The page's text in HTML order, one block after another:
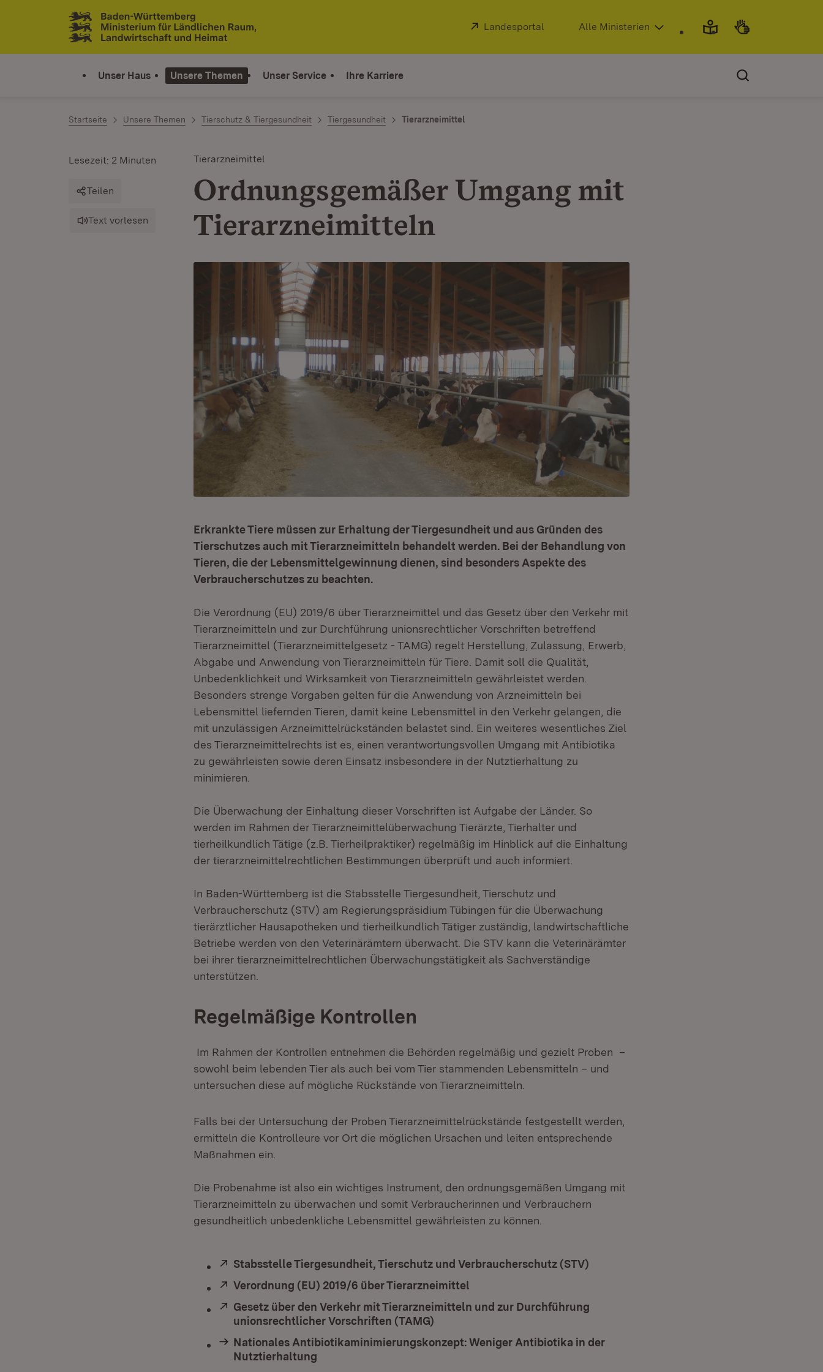
Zum Inhalt springen
Link zur Startseite
Extern:
Landesportal (Öffnet in neuem Fenster)
Alle Ministerien
Unser Haus Unsere Themen Unser Service Ihre Karriere
Startseite Unsere Themen Tierschutz & Tiergesundheit Tiergesundheit Tierarzneimittel
Tierarzneimittel
Ordnungsgemäßer Umgang mit
Tierarzneimitteln
Lesezeit: 2 Minuten
Teilen
Text vorlesen
Erkrankte Tiere müssen zur Erhaltung der Tiergesundheit und aus Gründen des
Tierschutzes auch mit Tierarzneimitteln behandelt werden. Bei der Behandlung von
Tieren, die der Lebensmittelgewinnung dienen, sind besonders Aspekte des
Verbraucherschutzes zu beachten.
Die Verordnung (EU) 2019/6 über Tierarzneimittel und das Gesetz über den Verkehr mit
Tierarzneimitteln und zur Durchführung unionsrechtlicher Vorschriften betreffend
Tierarzneimittel (Tierarzneimittelgesetz - TAMG) regelt Herstellung, Zulassung, Erwerb,
Abgabe und Anwendung von Tierarzneimitteln für Tiere. Damit soll die Qualität,
Unbedenklichkeit und Wirksamkeit von Tierarzneimitteln gewährleistet werden.
Besonders strenge Vorgaben gelten für die Anwendung von Arzneimitteln bei
Lebensmittel liefernden Tieren, damit keine Lebensmittel in den Verkehr gelangen, die
mit unzulässigen Arzneimittelrückständen belastet sind. Ein weiteres wesentliches Ziel
des Tierarzneimittelrechts ist es, einen verantwortungsvollen Umgang mit Antibiotika
zu gewährleisten sowie deren Einsatz insbesondere in der Nutztierhaltung zu
minimieren.
Die Überwachung der Einhaltung dieser Vorschriften ist Aufgabe der Länder. So
werden im Rahmen der Tierarzneimittelüberwachung Tierärzte, Tierhalter und
tierheilkundlich Tätige (z.B. Tierheilpraktiker) regelmäßig im Hinblick auf die Einhaltung
der tierarzneimittelrechtlichen Bestimmungen überprüft und auch informiert.
In Baden-Württemberg ist die Stabsstelle Tiergesundheit, Tierschutz und
Verbraucherschutz (STV) am Regierungspräsidium Tübingen für die Überwachung
tierärztlicher Hausapotheken und tierheilkundlich Tätiger zuständig, landwirtschaftliche
Betriebe werden von den Veterinärämtern überwacht. Die STV kann die Veterinärämter
bei ihrer tierarzneimittelrechtlichen Überwachungstätigkeit als Sachverständige
unterstützen.
Regelmäßige Kontrollen
Im Rahmen der Kontrollen entnehmen die Behörden regelmäßig und gezielt Proben –
sowohl beim lebenden Tier als auch bei vom Tier stammenden Lebensmitteln – und
untersuchen diese auf mögliche Rückstände von Tierarzneimitteln.
Falls bei der Untersuchung der Proben Tierarzneimittelrückstände festgestellt werden,
ermitteln die Kontrolleure vor Ort die möglichen Ursachen und leiten entsprechende
Maßnahmen ein.
Die Probenahme ist also ein wichtiges Instrument, den ordnungsgemäßen Umgang mit
Tierarzneimitteln zu überwachen und somit Verbraucherinnen und Verbrauchern
gesundheitlich unbedenkliche Lebensmittel gewährleisten zu können.
Extern:
Stabsstelle Tiergesundheit, Tierschutz und Verbraucherschutz (STV)
Extern:
Verordnung (EU) 2019/6 über Tierarzneimittel
Extern:
Gesetz über den Verkehr mit Tierarzneimitteln und zur Durchführung
unionsrechtlicher Vorschriften (TAMG)
Nationales Antibiotikaminimierungskonzept: Weniger Antibiotika in der
Nutztierhaltung